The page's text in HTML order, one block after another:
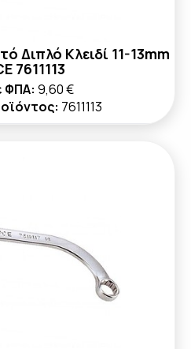
Διπλό Κλειδί 11-13mm
7611113
ΦΠΑ: 9,60 €
7611113